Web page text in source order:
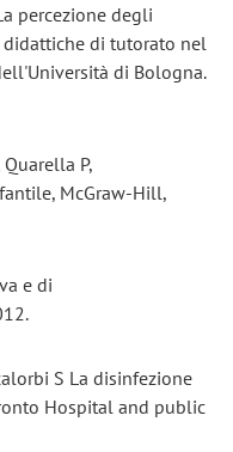
percezione degli
di tutorato nel
di Bologna.
P,
McGraw-Hill,
e di
S La disinfezione
Hospital and public